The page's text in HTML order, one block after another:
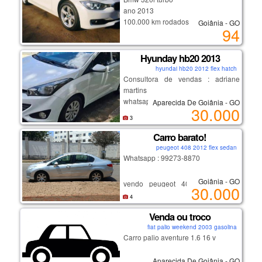
ano 2013
100.000 km rodados
Goiânia - GO
94
Hyunday hb20 2013
hyundai hb20 2012 flex hatch
Consultora de vendas : adriane
martins
whatsapp: (62) 981249261
●não possui o valor total do veículo?
sem problemas! tem dificuldades em
conseguir aprovação? nós te
ajudamos!
●entrada mínima de r$900,00 na
abertura do processo (podendo ser
dividida ) e parcelas que cabem no
seu bolso!
-> liberamos para todo brasil!
Aparecida De Goiânia - GO
30.000
3
Carro barato!
peugeot 408 2012 flex sedan
Whatsapp : 99273-8870
vendo peugeot 408 allure 2012
manual carro sedã flex, 4 portas e
com motor 2.0 , carro muito
conversado, motor não bate nem
fuma,vidro elétrico e ar
condicionado, veículo se encontra
Goiânia - GO
30.000
4
Venda ou troco
fiat palio weekend 2003 gasolina
Carro palio aventure 1.6 16 v